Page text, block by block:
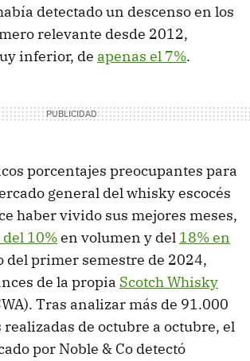
detectado un descenso en los
relevante desde 2012,
inferior, de apenas el 7%.
porcentajes preocupantes para
general del whisky escocés
haber vivido sus mejores meses,
10%en volumen y del 18% en
del primer semestre de 2024,
de la propia Scotch Whisky
Tras analizar más de 91.000
de octubre a octubre, el
por Noble & Co detectó